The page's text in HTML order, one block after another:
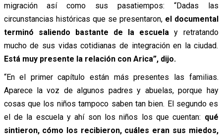
migración así como sus pasatiempos: “Dadas las
circunstancias históricas que se presentaron, el documental
terminó saliendo bastante de la escuelay retratando
mucho de sus vidas cotidianas de integración en la ciudad.
Está muy presente la relación con Arica”, dijo.
“En el primer capítulo están más presentes las familias.
Aparece la voz de algunos padres y abuelas, porque hay
cosas que los niños tampoco saben tan bien. El segundo es
el de la escuela y ahí son los niños los que cuentan: qué
sintieron, cómo los recibieron, cuáles eran sus miedos,